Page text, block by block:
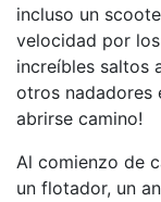
incluso un
velocidad por
increíbles saltos
otros nadadores
abrirse camino!
Al comienzo de
un flotador, un